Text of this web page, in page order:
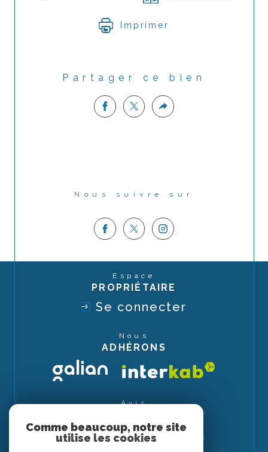
Imprimer
Partager ce bien
Nous suivre sur
Espace
PROPRIÉTAIRE
Se connecter
Nous
ADHÉRONS
Avis
Comme beaucoup, notre site
utilise les cookies